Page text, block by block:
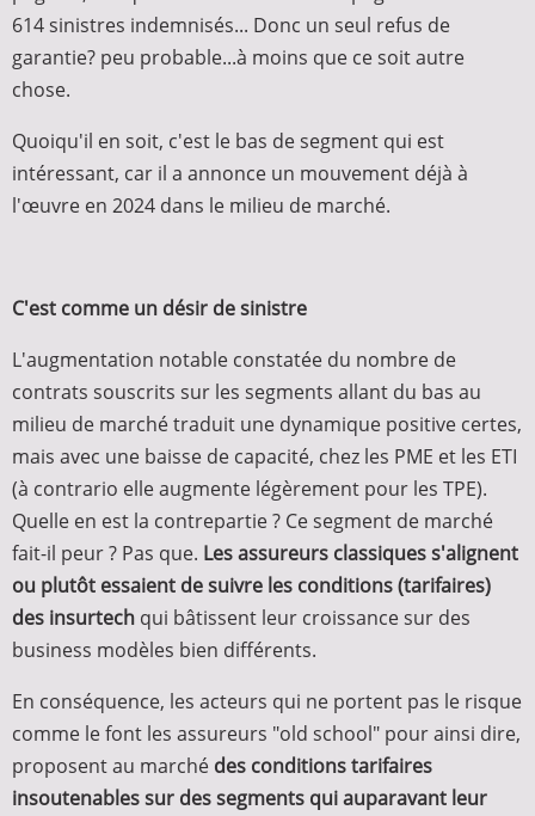
614 sinistres indemnisés... Donc un seul refus de
garantie? peu probable...à moins que ce soit autre
chose.
Quoiqu'il en soit, c'est le bas de segment qui est
intéressant, car il a annonce un mouvement déjà à
l'œuvre en 2024 dans le milieu de marché.
C'est comme un désir de sinistre
L'augmentation notable constatée du nombre de
contrats souscrits sur les segments allant du bas au
milieu de marché traduit une dynamique positive certes,
mais avec une baisse de capacité, chez les PME et les ETI
(à contrario elle augmente légèrement pour les TPE).
Quelle en est la contrepartie ? Ce segment de marché
fait-il peur ? Pas que. Les assureurs classiques s'alignent
ou plutôt essaient de suivre les conditions (tarifaires)
des insurtech qui bâtissent leur croissance sur des
business modèles bien différents.
En conséquence, les acteurs qui ne portent pas le risque
comme le font les assureurs "old school" pour ainsi dire,
proposent au marché des conditions tarifaires
insoutenables sur des segments qui auparavant leur